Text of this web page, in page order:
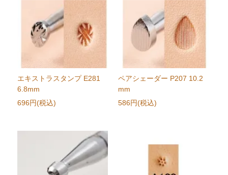
エキストラスタンプ E281
6.8mm
696円(税込)
ペアシェーダー P207 10.2
mm
586円(税込)